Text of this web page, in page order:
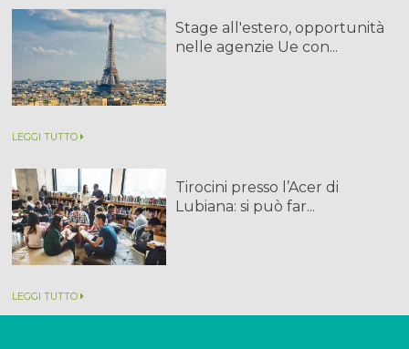
Stage all'estero, opportunità
nelle agenzie Ue con...
LEGGI TUTTO
Tirocini presso l’Acer di
Lubiana: si può far...
LEGGI TUTTO